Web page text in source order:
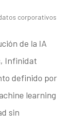
corporativos
de la IA
Infinidat
definido por
learning
sin